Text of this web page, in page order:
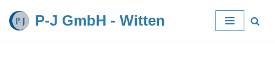
Zum
P-J GmbH - Witten